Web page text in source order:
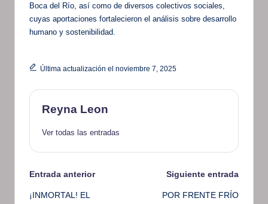
Boca del Río, así como de diversos colectivos sociales,
cuyas aportaciones fortalecieron el análisis sobre desarrollo
humano y sostenibilidad.
Última actualización el noviembre 7, 2025
Reyna Leon
Ver todas las entradas
Navegación
Entrada anterior
¡INMORTAL! EL
Siguiente entrada
POR FRENTE FRÍO